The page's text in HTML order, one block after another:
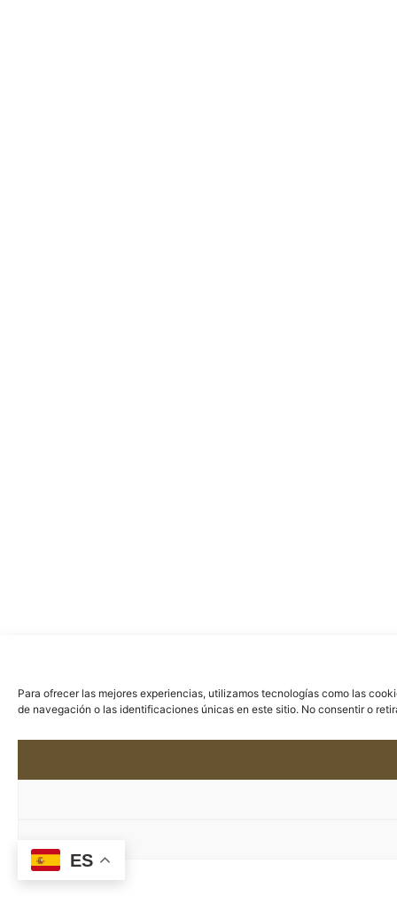
Para ofrecer las mejores experiencias, utilizamos tecnologías como las
de navegación o las identificaciones únicas en este sitio. No consentir o
ES